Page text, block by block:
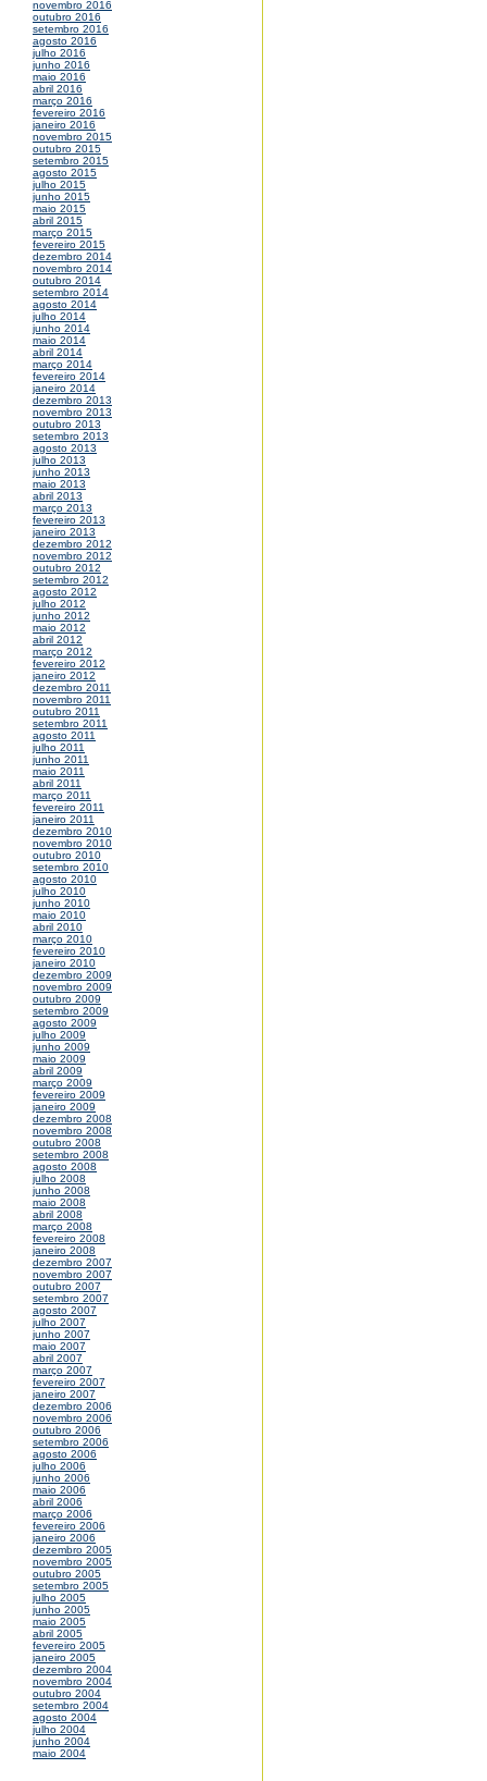
novembro 2016
outubro 2016
setembro 2016
agosto 2016
julho 2016
junho 2016
maio 2016
abril 2016
março 2016
fevereiro 2016
janeiro 2016
novembro 2015
outubro 2015
setembro 2015
agosto 2015
julho 2015
junho 2015
maio 2015
abril 2015
março 2015
fevereiro 2015
dezembro 2014
novembro 2014
outubro 2014
setembro 2014
agosto 2014
julho 2014
junho 2014
maio 2014
abril 2014
março 2014
fevereiro 2014
janeiro 2014
dezembro 2013
novembro 2013
outubro 2013
setembro 2013
agosto 2013
julho 2013
junho 2013
maio 2013
abril 2013
março 2013
fevereiro 2013
janeiro 2013
dezembro 2012
novembro 2012
outubro 2012
setembro 2012
agosto 2012
julho 2012
junho 2012
maio 2012
abril 2012
março 2012
fevereiro 2012
janeiro 2012
dezembro 2011
novembro 2011
outubro 2011
setembro 2011
agosto 2011
julho 2011
junho 2011
maio 2011
abril 2011
março 2011
fevereiro 2011
janeiro 2011
dezembro 2010
novembro 2010
outubro 2010
setembro 2010
agosto 2010
julho 2010
junho 2010
maio 2010
abril 2010
março 2010
fevereiro 2010
janeiro 2010
dezembro 2009
novembro 2009
outubro 2009
setembro 2009
agosto 2009
julho 2009
junho 2009
maio 2009
abril 2009
março 2009
fevereiro 2009
janeiro 2009
dezembro 2008
novembro 2008
outubro 2008
setembro 2008
agosto 2008
julho 2008
junho 2008
maio 2008
abril 2008
março 2008
fevereiro 2008
janeiro 2008
dezembro 2007
novembro 2007
outubro 2007
setembro 2007
agosto 2007
julho 2007
junho 2007
maio 2007
abril 2007
março 2007
fevereiro 2007
janeiro 2007
dezembro 2006
novembro 2006
outubro 2006
setembro 2006
agosto 2006
julho 2006
junho 2006
maio 2006
abril 2006
março 2006
fevereiro 2006
janeiro 2006
dezembro 2005
novembro 2005
outubro 2005
setembro 2005
julho 2005
junho 2005
maio 2005
abril 2005
fevereiro 2005
janeiro 2005
dezembro 2004
novembro 2004
outubro 2004
setembro 2004
agosto 2004
julho 2004
junho 2004
maio 2004